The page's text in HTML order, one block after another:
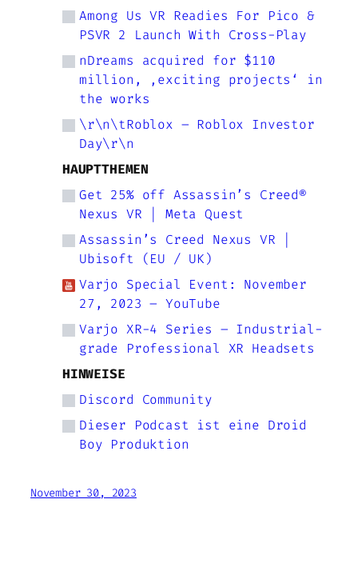
Among Us VR Readies For Pico &
PSVR 2 Launch With Cross-Play
nDreams acquired for $110
million, ‚exciting projects‘ in
the works
\r\n\tRoblox – Roblox Investor
Day\r\n
HAUPTTHEMEN
Get 25% off Assassin’s Creed®
Nexus VR | Meta Quest
Assassin’s Creed Nexus VR |
Ubisoft (EU / UK)
Varjo Special Event: November
27, 2023 – YouTube
Varjo XR-4 Series – Industrial-
grade Professional XR Headsets
HINWEISE
Discord Community
Dieser Podcast ist eine Droid
Boy Produktion
November 30, 2023